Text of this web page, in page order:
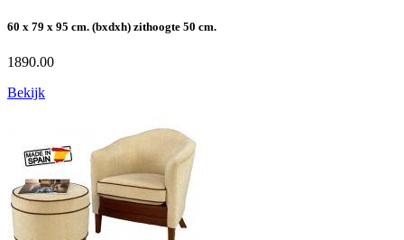
60 x 79 x 95 cm. (bxdxh) zithoogte 50 cm.
1890.00
Bekijk